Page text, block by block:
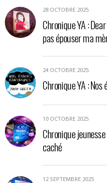
28 OCTOBRE 2025
Chronique YA :
pas épouser ma
24 OCTOBRE 2025
Chronique YA :
10 OCTOBRE 2025
Chronique
caché
12 SEPTEMBRE 2025